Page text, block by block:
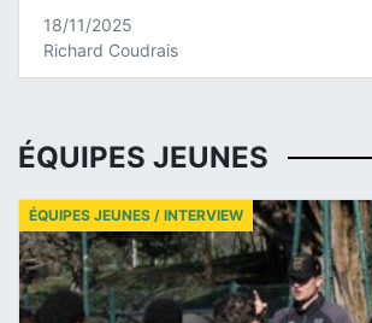
18/11/2025
Richard Coudrais
ÉQUIPES JEUNES
ÉQUIPES JEUNES / INTERVIEW